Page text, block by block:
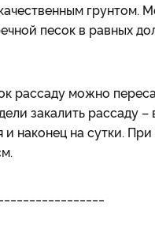
грунтом.
песок в равных
рассаду можно
закалить рассаду
наконец на сутки.